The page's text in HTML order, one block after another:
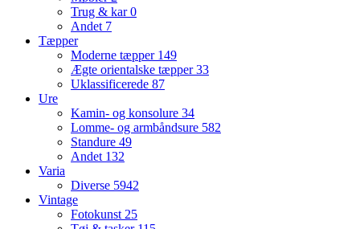
Trug & kar0
Andet 7
Tæpper
Moderne tæpper 149
Ægte orientalske tæpper33
Uklassificerede 87
Ure
Kamin- og konsolure 34
Lomme- og armbåndsure 582
Standure 49
Andet 132
Varia
Diverse 5942
Vintage
Fotokunst25